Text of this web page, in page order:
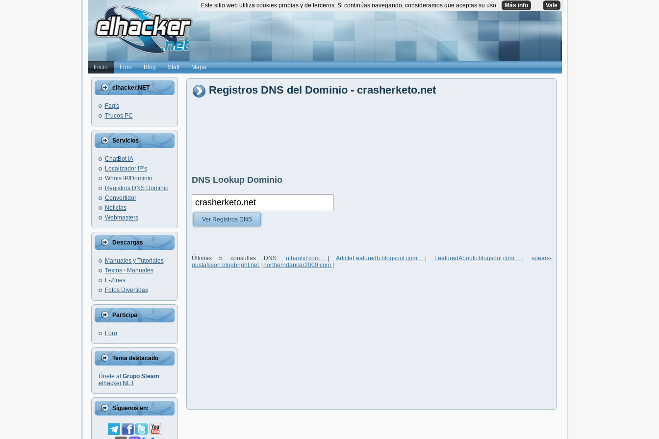
Inicio Foro Blog Staff Mapa
elhacker.NET
Faq's
Trucos PC
Servicios
ChatBot IA
Localizador IP's
Whois IP/Dominio
Registros DNS Dominio
Convertidor
Noticias
Webmasters
Descargas
Manuales y Tutoriales
Textos - Manuales
E-Zines
Fotos Divertidas
Participa
Foro
Tema destacado
Únete al Grupo Steam
elhacker.NET
Síguenos en:
Registros DNS del Dominio - crasherketo.net
DNS Lookup Dominio
Ver Registros DNS
Últimas 5 consultas DNS: nihaotxt.com |ArticleFeaturedb.blogspot.com FeaturedAboutc.blogspot.com
spears-
gustafsson.blogbright.net northerndancer2000.com
Este sitio web utiliza cookies propias y de terceros. Si continúas navegando, consideramos que aceptas su uso. Más info Vale